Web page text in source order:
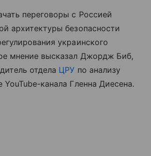
переговоры с Россией
архитектуры безопасности
украинского
мнение высказал Джордж Биб,
отдела ЦРУ по анализу
канала Гленна Диесена.